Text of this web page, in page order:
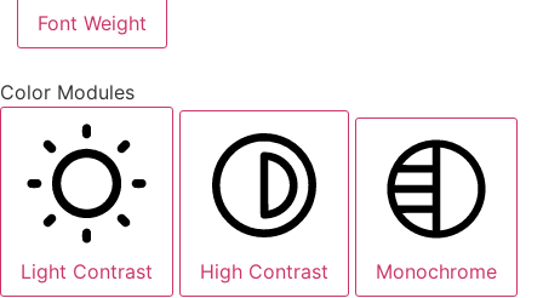
Font Weight
Color Modules
Light Contrast High Contrast
Monochrome